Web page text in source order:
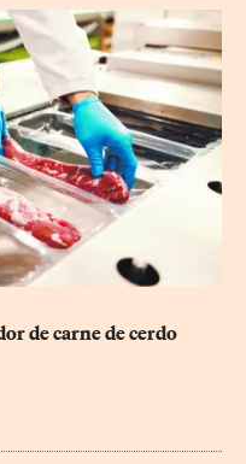
de carne de cerdo